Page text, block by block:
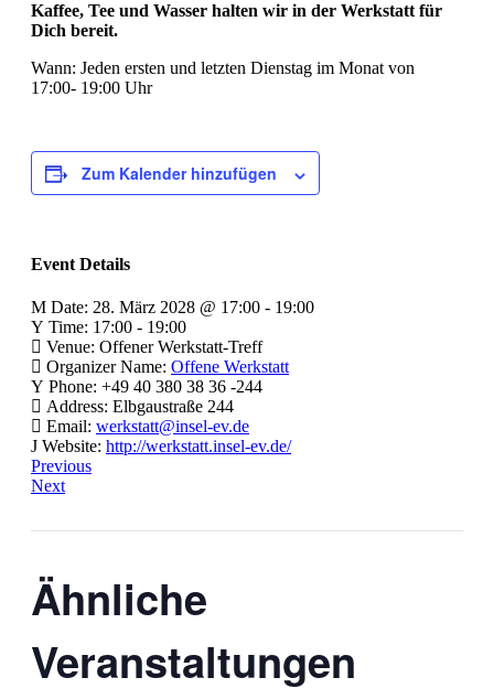
Kaffee, Tee und Wasser halten wir in der Werkstatt für
Dich bereit.
Wann: Jeden ersten und letzten Dienstag im Monat von
17:00- 19:00 Uhr
Zum Kalender hinzufügen
Event Details
Date: 28. März 2028 @ 17:00 - 19:00
Time: 17:00 - 19:00
Venue: Offener Werkstatt-Treff
Organizer Name: Offene Werkstatt
Phone: +49 40 380 38 36 -244
Address: Elbgaustraße 244
Email: werkstatt@insel-ev.de
Website: http://werkstatt.insel-ev.de/
Previous
Next
Ähnliche
Veranstaltungen